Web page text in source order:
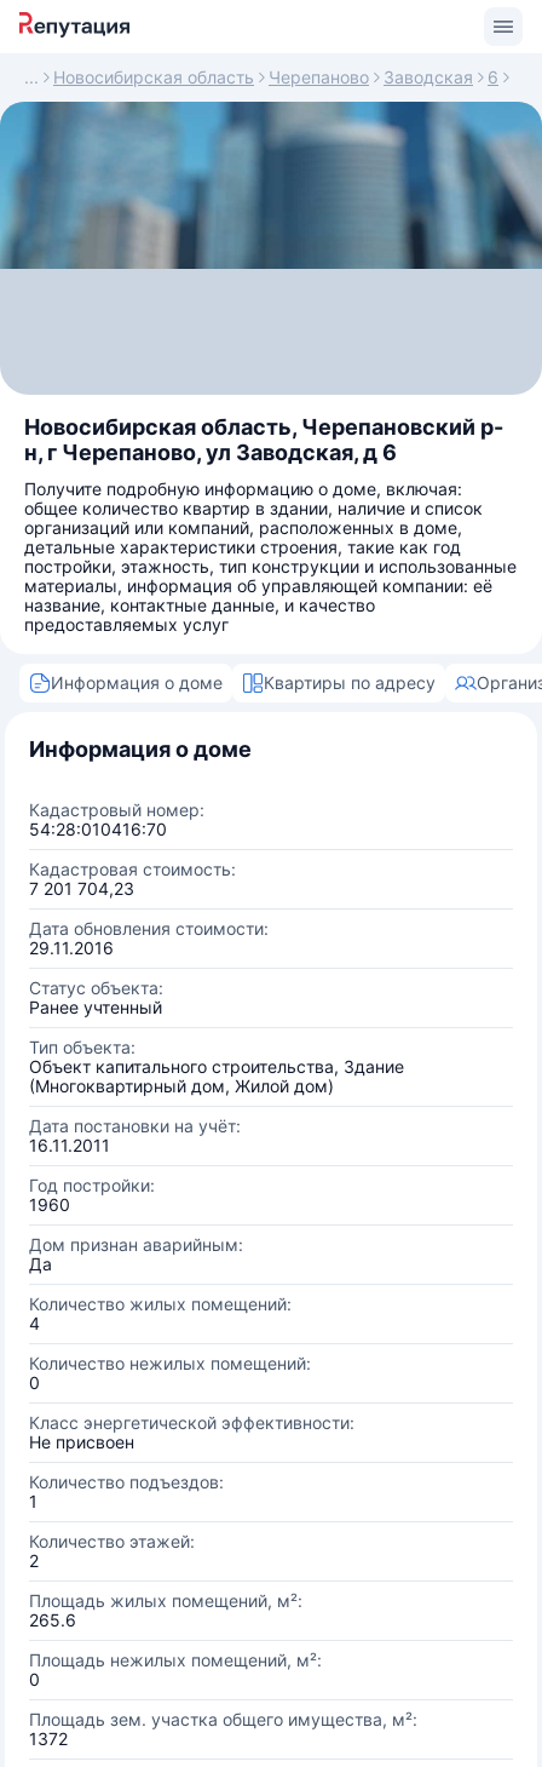
Новосибирская область Черепаново Заводская 6
Новосибирская область, Черепановский р-
н, г Черепаново, ул Заводская, д 6
Получите подробную информацию о доме, включая:
общее количество квартир в здании, наличие и список
организаций или компаний, расположенных в доме,
детальные характеристики строения, такие как год
постройки, этажность, тип конструкции и использованные
материалы, информация об управляющей компании: её
название, контактные данные, и качество
предоставляемых услуг
Информация о доме Квартиры по адресу
Информация о доме
Кадастровый номер:
54:28:010416:70
Кадастровая стоимость:
7 201 704,23
Дата обновления стоимости:
29.11.2016
Статус объекта:
Ранее учтенный
Тип объекта:
Объект капитального строительства, Здание
(Многоквартирный дом, Жилой дом)
Дата постановки на учёт:
16.11.2011
Год постройки:
1960
Дом признан аварийным:
Да
Количество жилых помещений:
4
Количество нежилых помещений:
0
Класс энергетической эффективности:
Не присвоен
Количество подъездов:
1
Количество этажей:
2
Площадь жилых помещений, м²:
265.6
Площадь нежилых помещений, м²:
0
Площадь зем. участка общего имущества, м²:
1372